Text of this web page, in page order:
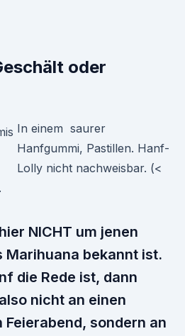
oder
In einem saurer
Hanfgummi, Pastillen. Hanf-
Lolly nicht nachweisbar. (<
NICHT um jenen
Marihuana bekannt ist.
die Rede ist, dann
nicht an einen
sondern an